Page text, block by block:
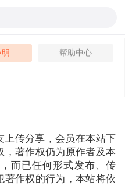
帮助中心
上传分享，会员在本站下
，著作权仍为原作者及本
而已任何形式发布、传
著作权的行为，本站将依